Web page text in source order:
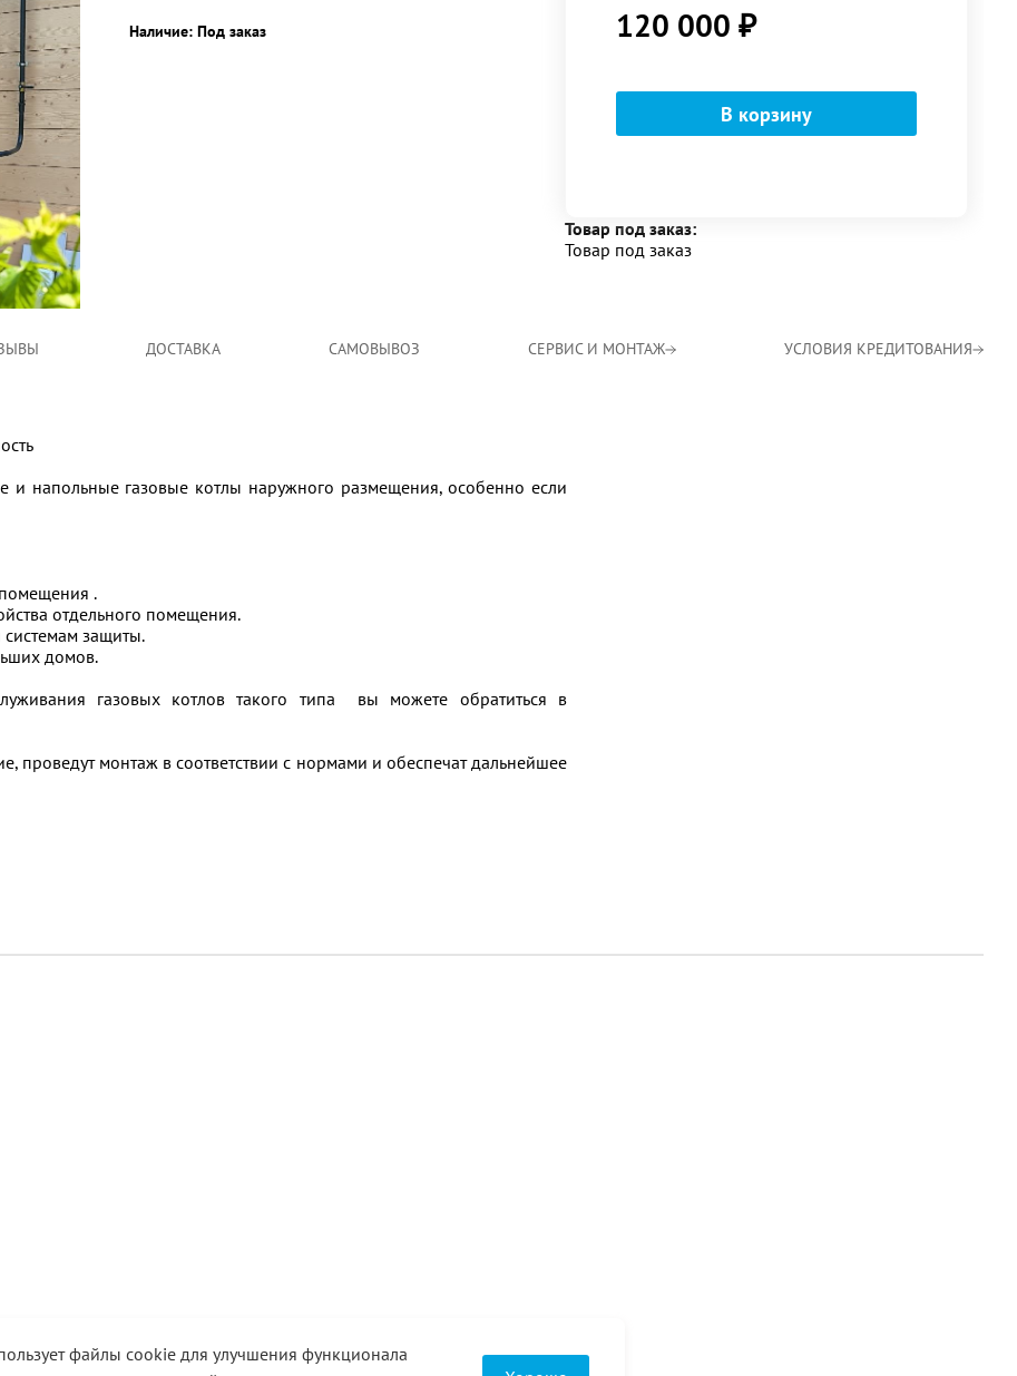
Наличие: Под заказ 120 000 ₽
Товар под заказ:
Товар под заказ
ДОСТАВКА САМОВЫВОЗ СЕРВИС И МОНТАЖ УСЛОВИЯ КРЕДИТОВАНИЯ
напольные газовые котлы наружного размещения, особенно если
.
отдельного помещения.
защиты.
домов.
газовых котлов такого типа вы можете обратиться в
проведут монтаж в соответствии с нормами и обеспечат дальнейшее
файлы cookie для улучшения функционала